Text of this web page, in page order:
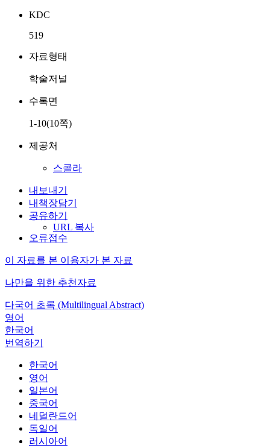
KDC
519
자료형태
학술저널
수록면
1-10(10쪽)
제공처
스콜라
내보내기
내책장담기
공유하기
URL 복사
오류접수
이 자료를 본 이용자가 본 자료
나만을 위한 추천자료
다국어 초록 (Multilingual Abstract)
영어
한국어
번역하기
한국어
영어
일본어
중국어
네덜란드어
독일어
러시아어